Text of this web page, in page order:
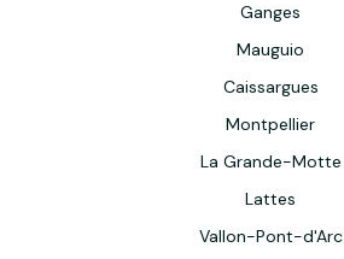
Ganges
Mauguio
Caissargues
Montpellier
La Grande-Motte
Lattes
Vallon-Pont-d'Arc